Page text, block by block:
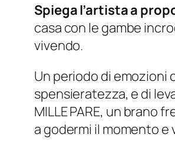
Spiega l’artista a
casa con le gambe
vivendo.
Un periodo di emozioni
spensieratezza, e di
MILLE PARE, un brano
a godermi il momento e